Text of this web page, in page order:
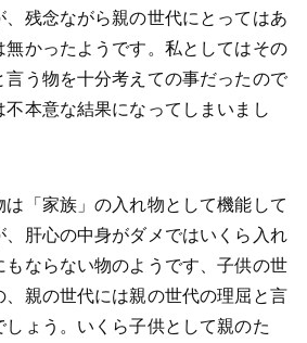
、残念ながら親の世代にとってはあ
無かったようです。私としてはその
言う物を十分考えての事だったので
本意な結果になってしまいまし
「家族」の入れ物として機能して
、肝心の中身がダメではいくら入れ
ならない物のようです、子供の世
親の世代には親の世代の理屈と言
しょう。いくら子供として親のた